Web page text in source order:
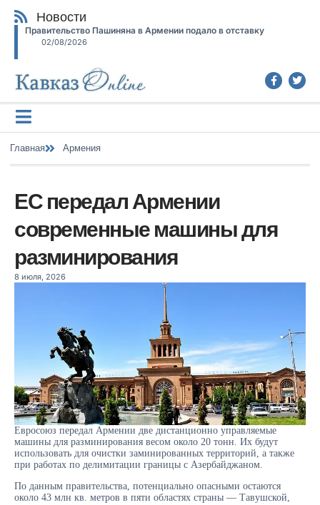
Новости
Правительство Пашиняна в Армении подало в отставку
02/08/2026
Главная Армения
ЕС передал Армении
современные машины для
разминирования
8 июля, 2026
Евросоюз передал Армении две дистанционно управляемые
машины для разминирования весом около 20 тонн. Их будут
использовать для очистки заминированных территорий, а также
при работах по делимитации границы с Азербайджаном.
По данным правительства, потенциально опасными остаются
около 43 млн кв. метров в пяти областях страны — Тавушской,